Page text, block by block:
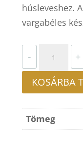
húsleveshez.
vargabéles
-
mennyiség
+
KOSÁRBA
Tömeg